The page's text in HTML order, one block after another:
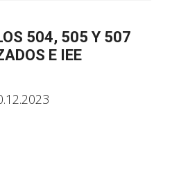
504, 505 Y 507
E IEE